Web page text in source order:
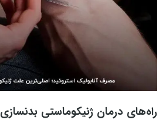
راه‌های درمان ژنیکوماستی بدنسازی